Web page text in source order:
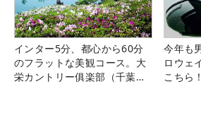
インター5分、都心から60分
のフラットな美観コース。大
栄カントリー俱楽部（千葉
今年も
ロウェ
こちら！